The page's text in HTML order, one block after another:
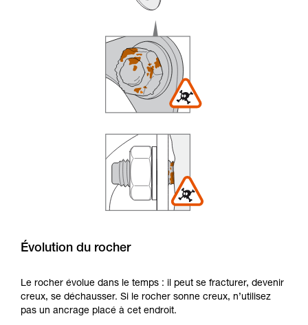
Évolution du rocher
Le rocher évolue dans le temps : il peut se fracturer, devenir
creux, se déchausser. Si le rocher sonne creux, n’utilisez
pas un ancrage placé à cet endroit.